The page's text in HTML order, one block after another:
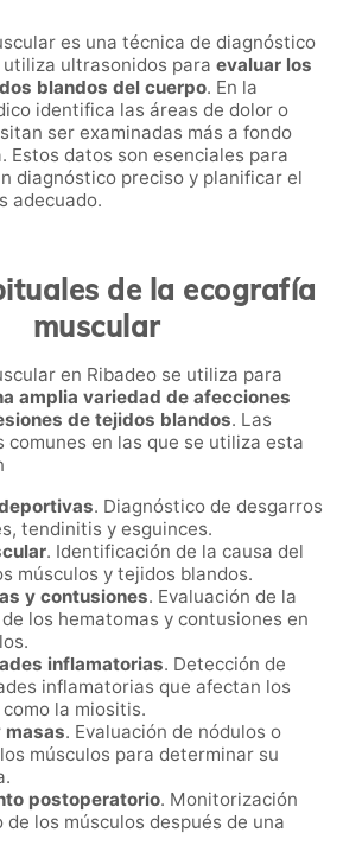
es una técnica de diagnóstico
utiliza ultrasonidos para evaluar los
blandos del cuerpo. En la
identifica las áreas de dolor o
ser examinadas más a fondo
Estos datos son esenciales para
diagnóstico preciso y planificar el
adecuado.
de la ecografía
muscular
en Ribadeo se utiliza para
amplia variedad de afecciones
de tejidos blandos. Las
comunes en las que se utiliza esta
. Diagnóstico de desgarros
tendinitis y esguinces.
. Identificación de la causa del
músculos y tejidos blandos.
y contusiones. Evaluación de la
los hematomas y contusiones en
inflamatorias. Detección de
inflamatorias que afectan los
la miositis.
masas. Evaluación de nódulos o
músculos para determinar su
postoperatorio. Monitorización
de los músculos después de una